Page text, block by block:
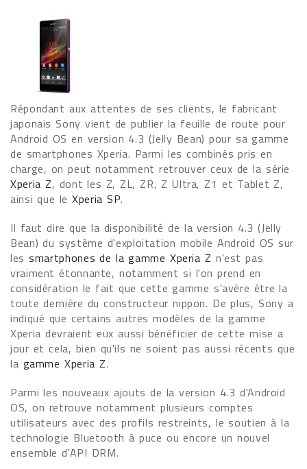
Répondant aux attentes de ses clients, le fabricant
japonais Sony vient de publier la feuille de route pour
Android OS en version 4.3 (Jelly Bean) pour sa gamme
de smartphones Xperia. Parmi les combinés pris en
charge, on peut notamment retrouver ceux de la série
Xperia Z, dont les Z, ZL, ZR, Z Ultra, Z1 et Tablet Z,
ainsi que leXperia SP.
Il faut dire que la disponibilité de la version 4.3 (Jelly
Bean) du système d'exploitation mobile Android OS sur
lessmartphones de la gamme Xperia Z n'est pas
vraiment étonnante, notamment si l'on prend en
considération le fait que cette gamme s'avère être la
toute dernière du constructeur nippon. De plus, Sony a
indiqué que certains autres modèles de la gamme
Xperia devraient eux aussi bénéficier de cette mise a
jour et cela, bien qu'ils ne soient pas aussi récents que
la gamme Xperia Z.
Parmi les nouveaux ajouts de la version 4.3 d'Android
OS, on retrouve notamment plusieurs comptes
utilisateurs avec des profils restreints, le soutien à la
technologie Bluetooth à puce ou encore un nouvel
ensemble d'API DRM.